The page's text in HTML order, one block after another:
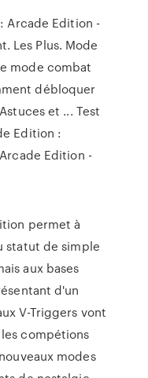
Arcade Edition -
Les Plus. Mode
mode combat
débloquer
et ... Test
Edition :
Edition -
permet à
statut de simple
aux bases
d'un
V-Triggers vont
compétions
modes